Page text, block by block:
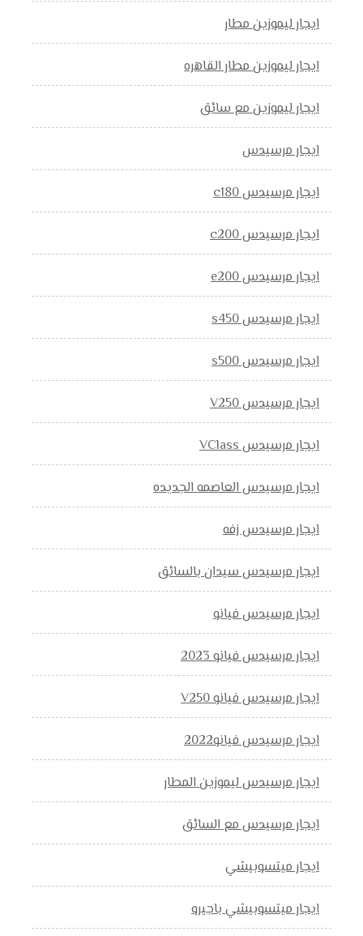
ايجار ليموزين مطار
ايجار ليموزين مطار القاهره
ايجار ليموزين مع سائق
ايجار مرسيدس
ايجار مرسيدس c180
ايجار مرسيدس c200
ايجار مرسيدس e200
ايجار مرسيدس s450
ايجار مرسيدس s500
ايجار مرسيدس V250
ايجار مرسيدس VClass
ايجار مرسيدس العاصمه الجديده
ايجار مرسيدس زفه
ايجار مرسيدس سيدان بالسائق
ايجار مرسيدس فيانو
ايجار مرسيدس فيانو 2023
ايجار مرسيدس فيانو V250
ايجار مرسيدس فيانو2022
ايجار مرسيدس ليموزين المطار
ايجار مرسيدس مع السائق
ايجار ميتسوبيشي
ايجار ميتسوبيشي باجيرو